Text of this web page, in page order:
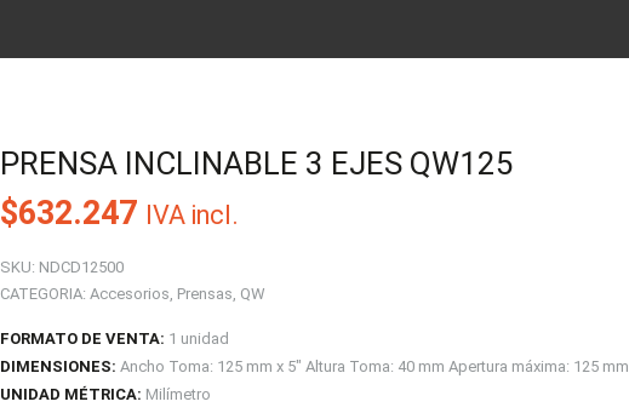
PRENSA INCLINABLE 3 EJES QW125
$632.247 IVA incl.
SKU: NDCD12500
CATEGORIA: Accesorios, Prensas, QW
FORMATO DE VENTA: 1 unidad
DIMENSIONES: Ancho Toma: 125 mm x 5" Altura Toma: 40 mm Apertura máxima: 125 mm
UNIDAD MÉTRICA: Milímetro